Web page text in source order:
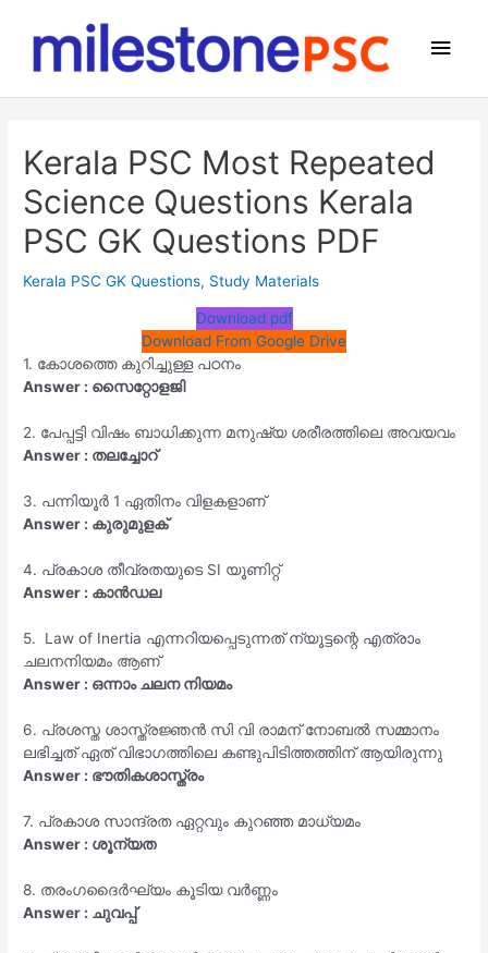
Main
Kerala PSC Most Repeated
Science Questions Kerala
PSC GK Questions PDF
Kerala PSC GK Questions, Study Materials
Download pdf
Download From Google Drive
1. കോശത്തെ കുറിച്ചുള്ള പഠനം
Answer : സൈറ്റോളജി
2. പേപ്പട്ടി വിഷം ബാധിക്കുന്ന മനുഷ്യ ശരീരത്തിലെ അവയവം
Answer : തലച്ചോറ്
3. പന്നിയൂർ 1 ഏതിനം വിളകളാണ്
Answer : കുരുമുളക്
4. പ്രകാശ തീവ്രതയുടെ SI യൂണിറ്റ്
Answer : കാൻഡല
5. Law of Inertia എന്നറിയപ്പെടുന്നത് ന്യൂട്ടന്റെ എത്രാം
ചലനനിയമം ആണ്
Answer : ഒന്നാം ചലന നിയമം
6. പ്രശസ്ത ശാസ്ത്രജ്ഞൻ സി വി രാമന് നോബൽ സമ്മാനം
ലഭിച്ചത് ഏത് വിഭാഗത്തിലെ കണ്ടുപിടിത്തത്തിന് ആയിരുന്നു
Answer : ഭൗതികശാസ്ത്രം
7. പ്രകാശ സാന്ദ്രത ഏറ്റവും കുറഞ്ഞ മാധ്യമം
Answer : ശൂന്യത
8. തരംഗദൈർഘ്യം കൂടിയ വർണ്ണം
Answer : ചുവപ്പ്